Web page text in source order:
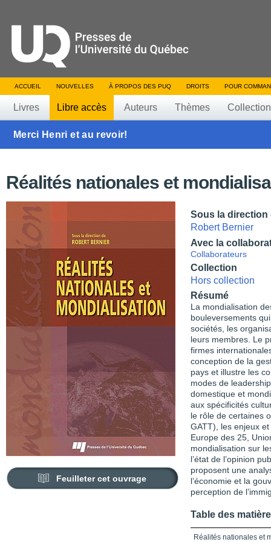
ACCUEIL NOUVELLES À PROPOS DES PUQ DROITS POUR
Livres Libre accès Auteurs Thèmes
Merci Henri et au revoir!
Réalités nationales et
Feuilleter cet ouvrage
Sous la direction
Robert Bernier
Avec la
Collaborateurs
Collection
Hors collection
Résumé
La mondialisation
bouleversements
sociétés, les
leurs membres. Le
firmes
conception de la
pays et illustre les
modes de
domestique et
aux spécificités
le rôle de certaines
GATT), les enjeux
Europe des 25,
mondialisation sur
l’état de l’opinion
proposent une
l’économie et la
perception de
Table des
Réalités nationales et